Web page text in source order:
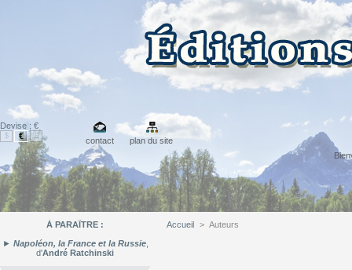
Devise : €
$ € £ contact
plan du site
À PARAÎTRE :
► Napoléon, la France et la Russie,
d'André Ratchinski
Accueil > Auteurs